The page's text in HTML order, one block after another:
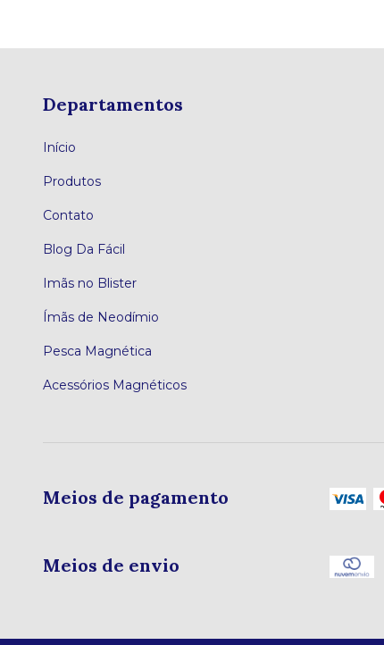
Departamentos
Início
Produtos
Contato
Blog Da Fácil
Imãs no Blister
Ímãs de Neodímio
Pesca Magnética
Acessórios Magnéticos
Meios de pagamento
Meios de envio